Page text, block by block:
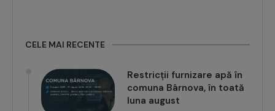
CELE MAI RECENTE
Restricții furnizare apă în
comuna Bârnova, în toată
luna august